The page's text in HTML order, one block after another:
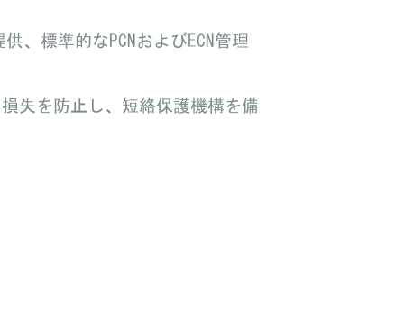
標準的なPCNおよびECN管理
を防止し、短絡保護機構を備